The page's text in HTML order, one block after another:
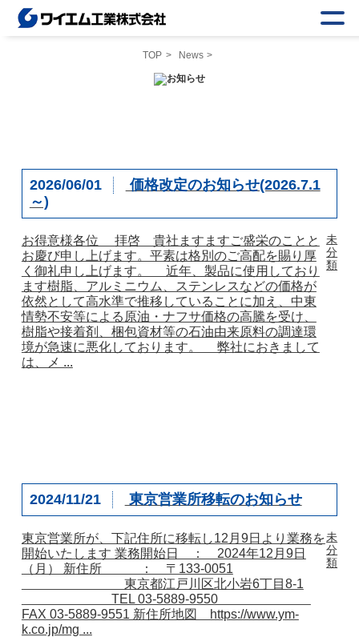
TOP News
2026/06/01
価格改定のお知らせ(2026.7.1
～)
お得意様各位 拝啓 貴社ますますご盛栄のことと
お慶び申し上げます。平素は格別のご高配を賜り厚
く御礼申し上げます。 近年、製品に使用しており
ます樹脂、アルミニウム、ステンレスなどの価格が
依然として高水準で推移していることに加え、中東
情勢不安等による原油・ナフサ価格の高騰を受け、
樹脂や接着剤、梱包資材等の石油由来原料の調達環
境が急速に悪化しております。 弊社におきまして
は、メ ...
未
分
類
2024/11/21 東京営業所移転のお知らせ
東京営業所が、下記住所に移転し12月9日より業務を
開始いたします 業務開始日 ： 2024年12月9日
（月） 新住所 ： 〒133-0051
東京都江戸川区北小岩6丁目8-1
TEL 03-5889-9550
FAX 03-5889-9551 新住所地図 https://www.ym-
k.co.jp/mg ...
未
分
類